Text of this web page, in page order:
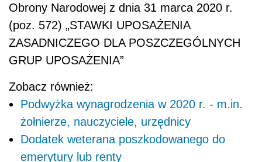
Obrony Narodowej z dnia 31 marca 2020 r.
(poz. 572) „STAWKI UPOSAŻENIA
ZASADNICZEGO DLA POSZCZEGÓLNYCH
GRUP UPOSAŻENIA”
Zobacz również:
Podwyżka wynagrodzenia w 2020 r. - m.in.
żołnierze, nauczyciele, urzędnicy
Dodatek weterana poszkodowanego do
emerytury lub renty